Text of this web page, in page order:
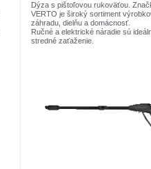
Dýza s pištoľovou rukoväťou.
VERTO je široký sortiment
záhradu, dielňu a domácnosť.
Ručné a elektrické náradie sú
stredné zaťaženie.